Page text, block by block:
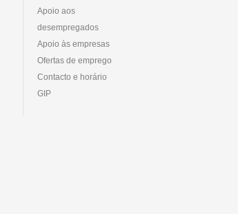
Apoio aos
desempregados
Apoio às empresas
Ofertas de emprego
Contacto e horário
GIP